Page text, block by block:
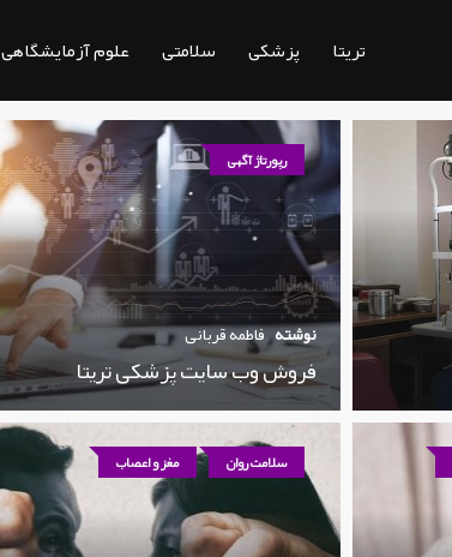
تریتا پزشکی سلامتی علوم آزمایشگاهی
رپورتاژ آگهی
نوشته فاطمه قربانی
فروش وب سایت پزشکی تریتا
سلامت روان مغز و اعصاب